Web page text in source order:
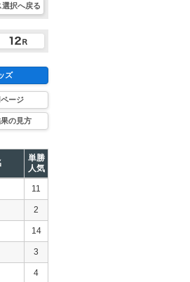
選択へ戻る
ズ
ージ
の見方
単勝
人気
11
2
14
3
4